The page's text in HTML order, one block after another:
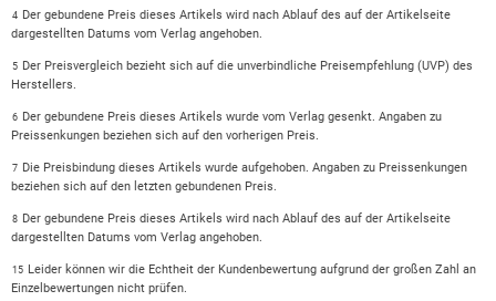
4 Der gebundene Preis dieses Artikels wird nach Ablauf des auf der Artikelseite
dargestellten Datums vom Verlag angehoben.
5 Der Preisvergleich bezieht sich auf die unverbindliche Preisempfehlung (UVP) des
Herstellers.
6 Der gebundene Preis dieses Artikels wurde vom Verlag gesenkt. Angaben zu
Preissenkungen beziehen sich auf den vorherigen Preis.
7 Die Preisbindung dieses Artikels wurde aufgehoben. Angaben zu Preissenkungen
beziehen sich auf den letzten gebundenen Preis.
8 Der gebundene Preis dieses Artikels wird nach Ablauf des auf der Artikelseite
dargestellten Datums vom Verlag angehoben.
15 Leider können wir die Echtheit der Kundenbewertung aufgrund der großen Zahl an
Einzelbewertungen nicht prüfen.